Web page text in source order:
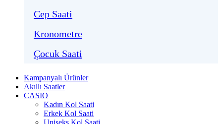
Cep Saati
Kronometre
Çocuk Saati
Kampanyalı Ürünler
Akıllı Saatler
CASIO
Kadın Kol Saati
Erkek Kol Saati
Uniseks Kol Saati